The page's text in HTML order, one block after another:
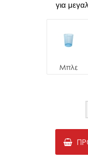
για
Μπλε